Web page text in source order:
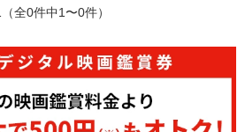
（全0件中1〜0件）